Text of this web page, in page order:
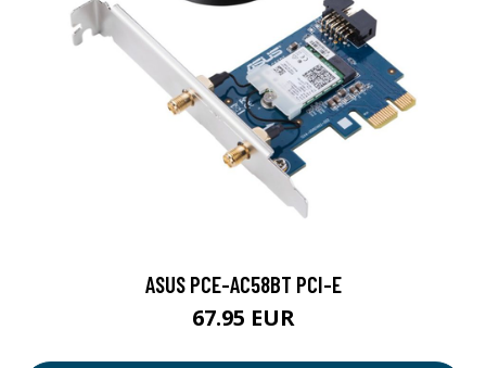
ASUS PCE-AC58BT PCI-E
67.95 EUR